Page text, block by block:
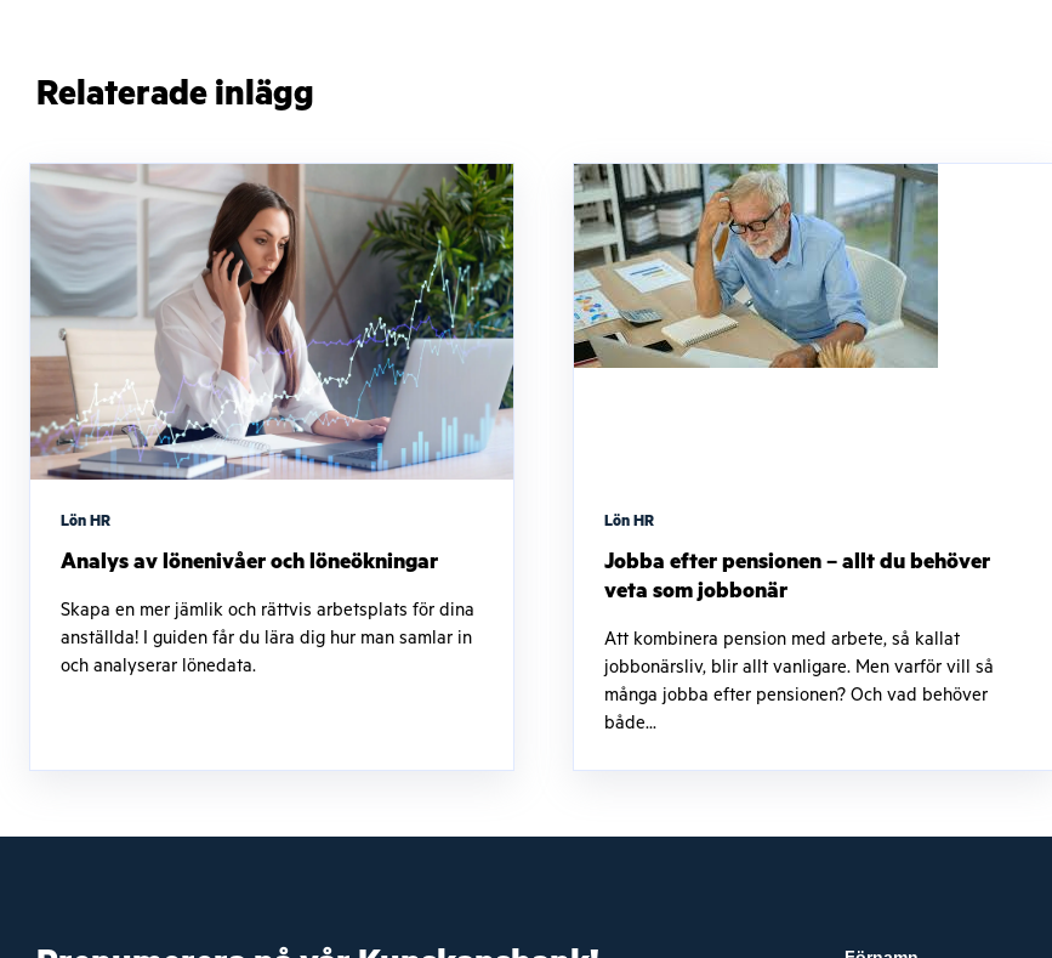
Relaterade inlägg
Lön HR
Analys av lönenivåer och löneökningar
Skapa en mer jämlik och rättvis arbetsplats för dina
anställda! I guiden får du lära dig hur man samlar in
och analyserar lönedata.
Lön HR
Jobba efter pensionen – allt du behöver
veta som jobbonär
Att kombinera pension med arbete, så kallat
jobbonärsliv, blir allt vanligare. Men varför vill så
många jobba efter pensionen? Och vad behöver
både...